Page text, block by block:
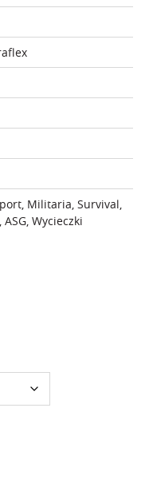
Militaria, Survival,
Wycieczki
zł
zł